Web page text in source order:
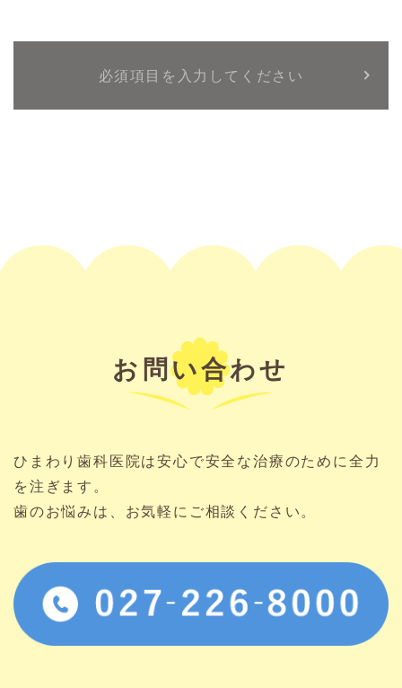
お問い合わせ
ひまわり歯科医院は安心で安全な治療のために全力
を注ぎます。
歯のお悩みは、お気軽にご相談ください。